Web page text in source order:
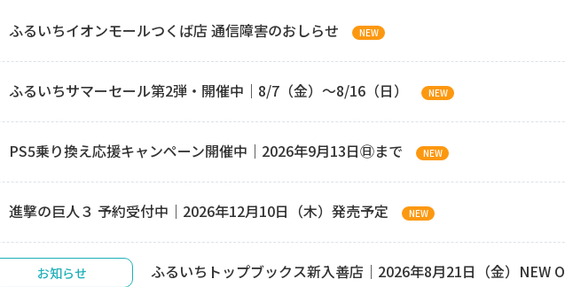
ふるいちイオンモールつくば店 通信障害のおしらせ NEW
ふるいちサマーセール第2弾・開催中｜8/7（金）～8/16（日） NEW
PS5乗り換え応援キャンペーン開催中｜2026年9月13日㊐まで NEW
進撃の巨人３ 予約受付中｜2026年12月10日（木）発売予定 NEW
お知らせ ふるいちトップブックス新入善店｜2026年8月21日（金）NEW